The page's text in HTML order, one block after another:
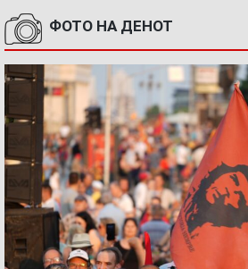
ФОТО НА ДЕНОТ